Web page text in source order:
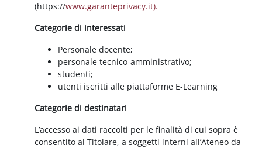
(https://www.garanteprivacy.it).
Categorie di interessati
Personale docente;
personale tecnico-amministrativo;
studenti;
utenti iscritti alle piattaforme E-Learning
Categorie di destinatari
L’accesso ai dati raccolti per le finalità di cui sopra è
consentito al Titolare, a soggetti interni all’Ateneo da